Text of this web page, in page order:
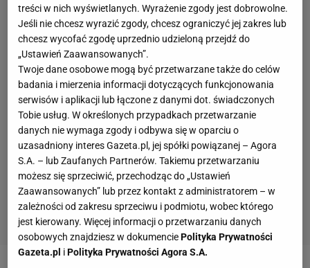
treści w nich wyświetlanych. Wyrażenie zgody jest dobrowolne.
Jeśli nie chcesz wyrazić zgody, chcesz ograniczyć jej zakres lub
chcesz wycofać zgodę uprzednio udzieloną przejdź do
„Ustawień Zaawansowanych”.
Twoje dane osobowe mogą być przetwarzane także do celów
badania i mierzenia informacji dotyczących funkcjonowania
serwisów i aplikacji lub łączone z danymi dot. świadczonych
Tobie usług. W określonych przypadkach przetwarzanie
danych nie wymaga zgody i odbywa się w oparciu o
uzasadniony interes Gazeta.pl, jej spółki powiązanej – Agora
S.A. – lub Zaufanych Partnerów. Takiemu przetwarzaniu
możesz się sprzeciwić, przechodząc do „Ustawień
Zaawansowanych” lub przez kontakt z administratorem – w
zależności od zakresu sprzeciwu i podmiotu, wobec którego
jest kierowany. Więcej informacji o przetwarzaniu danych
osobowych znajdziesz w dokumenciePolityka Prywatności
Gazeta.pl iPolityka Prywatności Agora S.A.